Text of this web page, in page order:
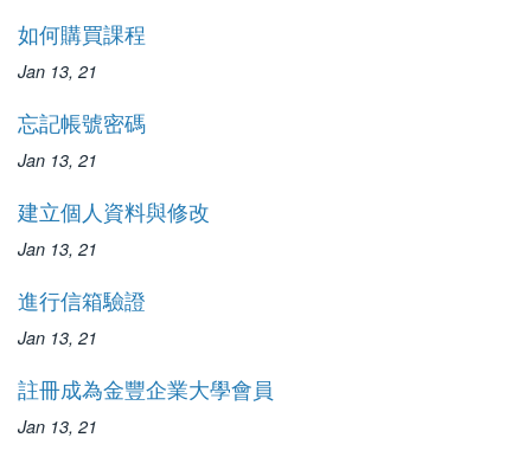
如何購買課程
Jan 13, 21
忘記帳號密碼
Jan 13, 21
建立個人資料與修改
Jan 13, 21
進行信箱驗證
Jan 13, 21
註冊成為金豐企業大學會員
Jan 13, 21